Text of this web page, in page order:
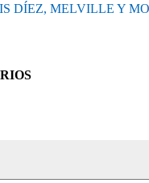
DÍEZ, MELVILLE Y